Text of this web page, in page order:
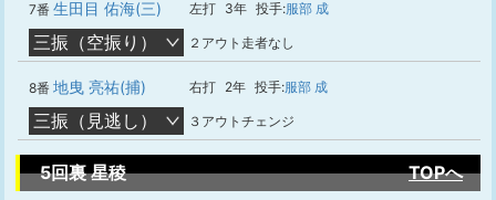
7番 生田目 佑海(三) 左打 3年 投手:服部 成
三振（空振り） ２アウト走者なし
8番 地曳 亮祐(捕) 右打 2年 投手:服部 成
三振（見逃し） ３アウトチェンジ
5回裏 星稜 TOPへ